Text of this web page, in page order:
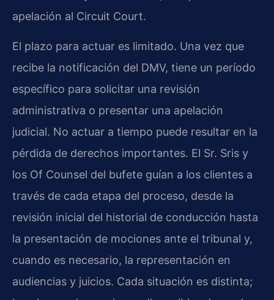
apelación al Circuit Court.
El plazo para actuar es limitado. Una vez que
recibe la notificación del DMV, tiene un período
específico para solicitar una revisión
administrativa o presentar una apelación
judicial. No actuar a tiempo puede resultar en la
pérdida de derechos importantes. El Sr. Sris y
los Of Counsel del bufete guían a los clientes a
través de cada etapa del proceso, desde la
revisión inicial del historial de conducción hasta
la presentación de mociones ante el tribunal y,
cuando es necesario, la representación en
audiencias y juicios. Cada situación es distinta;